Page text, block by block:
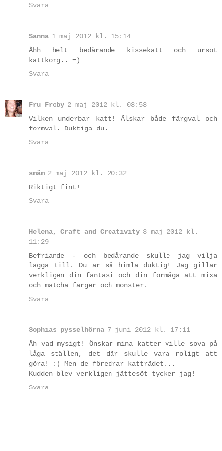
Svara
Sanna 1 maj 2012 kl. 15:14
Åhh helt bedårande kissekatt och ursöt
kattkorg.. =)
Svara
Fru Froby 2 maj 2012 kl. 08:58
Vilken underbar katt! Älskar både färgval och
formval. Duktiga du.
Svara
smäm 2 maj 2012 kl. 20:32
Riktigt fint!
Svara
Helena, Craft and Creativity 3 maj 2012 kl.
11:29
Befriande - och bedårande skulle jag vilja
lägga till. Du är så himla duktig! Jag gillar
verkligen din fantasi och din förmåga att mixa
och matcha färger och mönster.
Svara
Sophias pysselhörna 7 juni 2012 kl. 17:11
Åh vad mysigt! Önskar mina katter ville sova på
låga ställen, det där skulle vara roligt att
göra! :) Men de föredrar katträdet...
Kudden blev verkligen jättesöt tycker jag!
Svara